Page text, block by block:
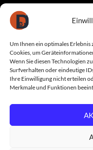
Um Ihnen ein optimales
Cookies, um
Wenn Sie diesen Technologien
Surfverhalten oder eindeutige
Ihre Einwilligung nicht erteilen
Merkmale und Funktionen
Registrieren
Eintrags-Feed
Kommentar-Feed
WordPress.org